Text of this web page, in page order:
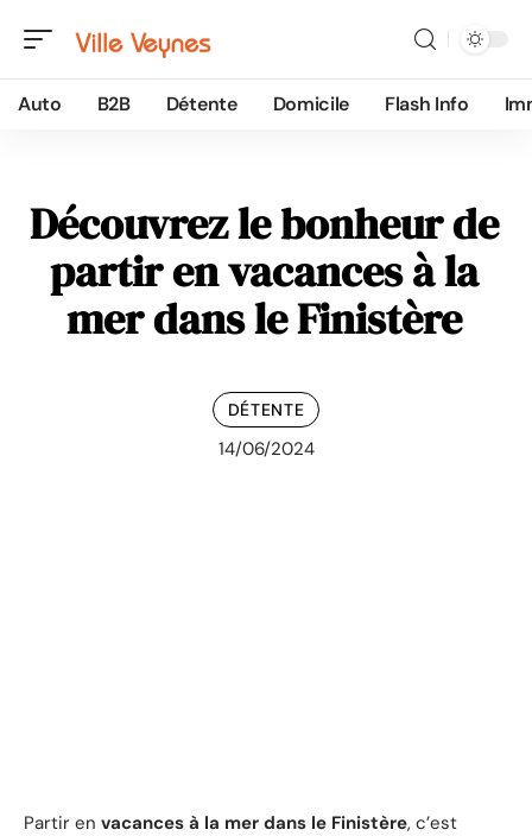
Auto B2B Détente Domicile Flash Info
Découvrez le bonheur de
partir en vacances à la
mer dans le Finistère
DÉTENTE
14/06/2024
Partir en vacances à la mer dans le Finistère, c’est